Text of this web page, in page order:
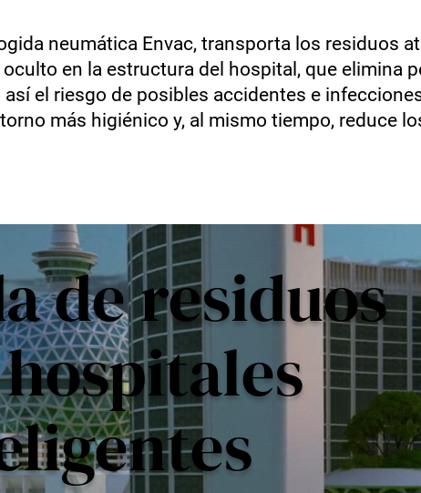
neumática Envac, transporta los residuos
en la estructura del hospital, que elimina
el riesgo de posibles accidentes e
más higiénico y, al mismo tiempo, reduce
de residuos